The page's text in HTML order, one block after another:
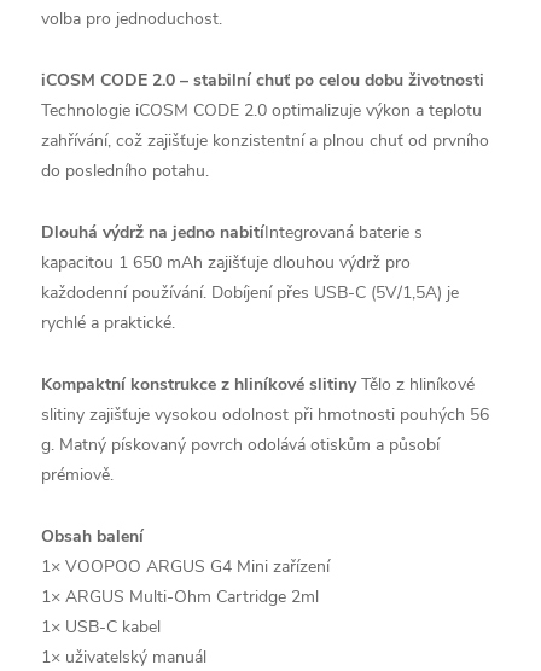
volba pro jednoduchost.
iCOSM CODE 2.0 – stabilní chuť po celou dobu životnosti
Technologie iCOSM CODE 2.0 optimalizuje výkon a teplotu
zahřívání, což zajišťuje konzistentní a plnou chuť od prvního
do posledního potahu.
Dlouhá výdrž na jedno nabitíIntegrovaná baterie s
kapacitou 1 650 mAh zajišťuje dlouhou výdrž pro
každodenní používání. Dobíjení přes USB-C (5V/1,5A) je
rychlé a praktické.
Kompaktní konstrukce z hliníkové slitinyTělo z hliníkové
slitiny zajišťuje vysokou odolnost při hmotnosti pouhých 56
g. Matný pískovaný povrch odolává otiskům a působí
prémiově.
Obsah balení
1× VOOPOO ARGUS G4 Mini zařízení
1× ARGUS Multi-Ohm Cartridge 2ml
1× USB-C kabel
1× uživatelský manuál